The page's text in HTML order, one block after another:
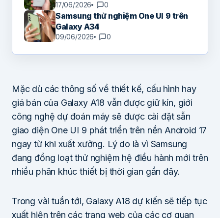
17/06/2026 0
Samsung thử nghiệm One UI 9 trên
Galaxy A34
09/06/2026 0
Mặc dù các thông số về thiết kế, cấu hình hay
giá bán của Galaxy A18 vẫn được giữ kín, giới
công nghệ dự đoán máy sẽ được cài đặt sẵn
giao diện One UI 9 phát triển trên nền Android 17
ngay từ khi xuất xưởng. Lý do là vì Samsung
đang đồng loạt thử nghiệm hệ điều hành mới trên
nhiều phân khúc thiết bị thời gian gần đây.
Trong vài tuần tới, Galaxy A18 dự kiến sẽ tiếp tục
xuất hiện trên các trang web của các cơ quan